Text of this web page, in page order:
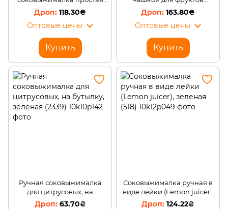
соковыжималка с чашкой
для фруктов JUICER XL-295
Зеленый
118.30₴
Оптовые цены
Купить
JUICER/XL-295 Розовый
163.80₴
Оптовые цены
Купить
Ручная соковыжималка
для цитрусовых, на
бутылку, зеленая (2339)
63.70₴
Соковыжималка ручная в
виде лейки (Lemon juicer),
зеленая (518)
124.22₴